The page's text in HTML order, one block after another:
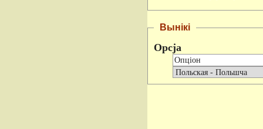
Вынікі
Opcja